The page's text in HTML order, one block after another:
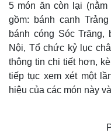
5 món ăn còn lại
gồm: bánh canh
bánh cóng Sóc
Nội, Tổ chức kỷ lục
thông tin chi tiết hơn,
tiếp tục xem xét một
hiệu của các món này